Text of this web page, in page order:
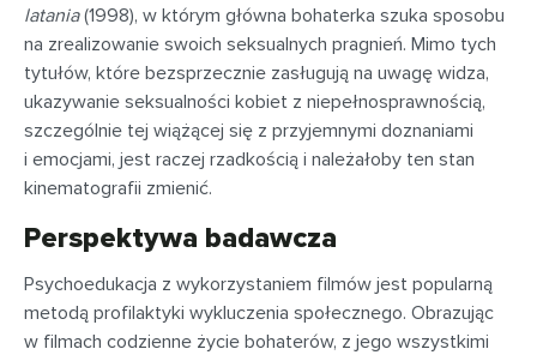
latania(1998), w którym główna bohaterka szuka sposobu
na zrealizowanie swoich seksualnych pragnień. Mimo tych
tytułów, które bezsprzecznie zasługują na uwagę widza,
ukazywanie seksualności kobiet z niepełnosprawnością,
szczególnie tej wiążącej się z przyjemnymi doznaniami
i emocjami, jest raczej rzadkością i należałoby ten stan
kinematografii zmienić.
Perspektywa badawcza
Psychoedukacja z wykorzystaniem filmów jest popularną
metodą profilaktyki wykluczenia społecznego. Obrazując
w filmach codzienne życie bohaterów, z jego wszystkimi